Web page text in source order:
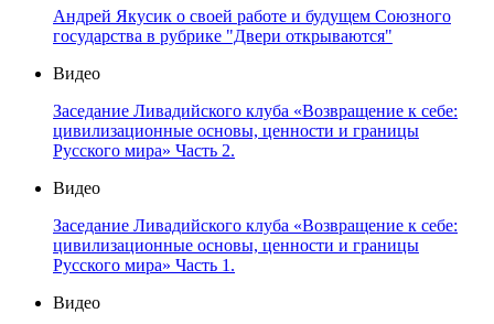
Андрей Якусик о своей работе и будущем Союзного
государства в рубрике "Двери открываются"
Видео
Заседание Ливадийского клуба «Возвращение к себе:
цивилизационные основы, ценности и границы
Русского мира» Часть 2.
Видео
Заседание Ливадийского клуба «Возвращение к себе:
цивилизационные основы, ценности и границы
Русского мира» Часть 1.
Видео